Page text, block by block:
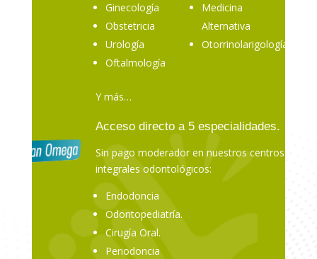
Ginecología
Obstetricia
Urología
Oftalmología
Medicina
Alternativa
Otorrinolarigología
Y más…
Acceso directo a 5 especialidades.
Sin pago moderador en nuestros centros
integrales odontológicos:
Endodoncia
Odontopediatría.
Cirugía Oral.
Periodoncia